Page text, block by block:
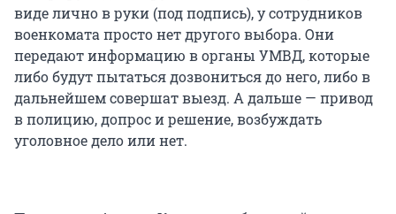
виде лично в руки (под подпись), у сотрудников
военкомата просто нет другого выбора. Они
передают информацию в органы УМВД, которые
либо будут пытаться дозвониться до него, либо в
дальнейшем совершат выезд. А дальше — привод
в полицию, допрос и решение, возбуждать
уголовное дело или нет.